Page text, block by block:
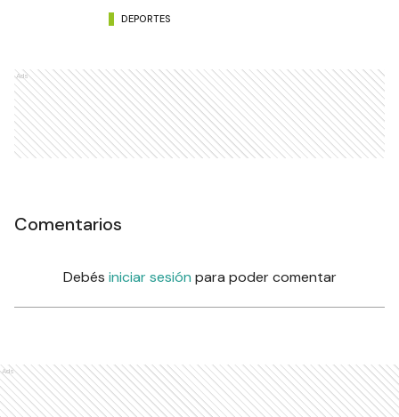
DEPORTES
Ads
Comentarios
Debés iniciar sesión para poder comentar
Ads